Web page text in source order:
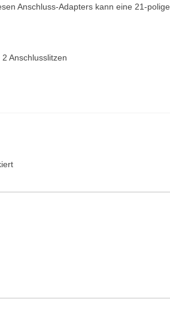
Anschluss-Adapters kann eine 21-polige
Anschlusslitzen